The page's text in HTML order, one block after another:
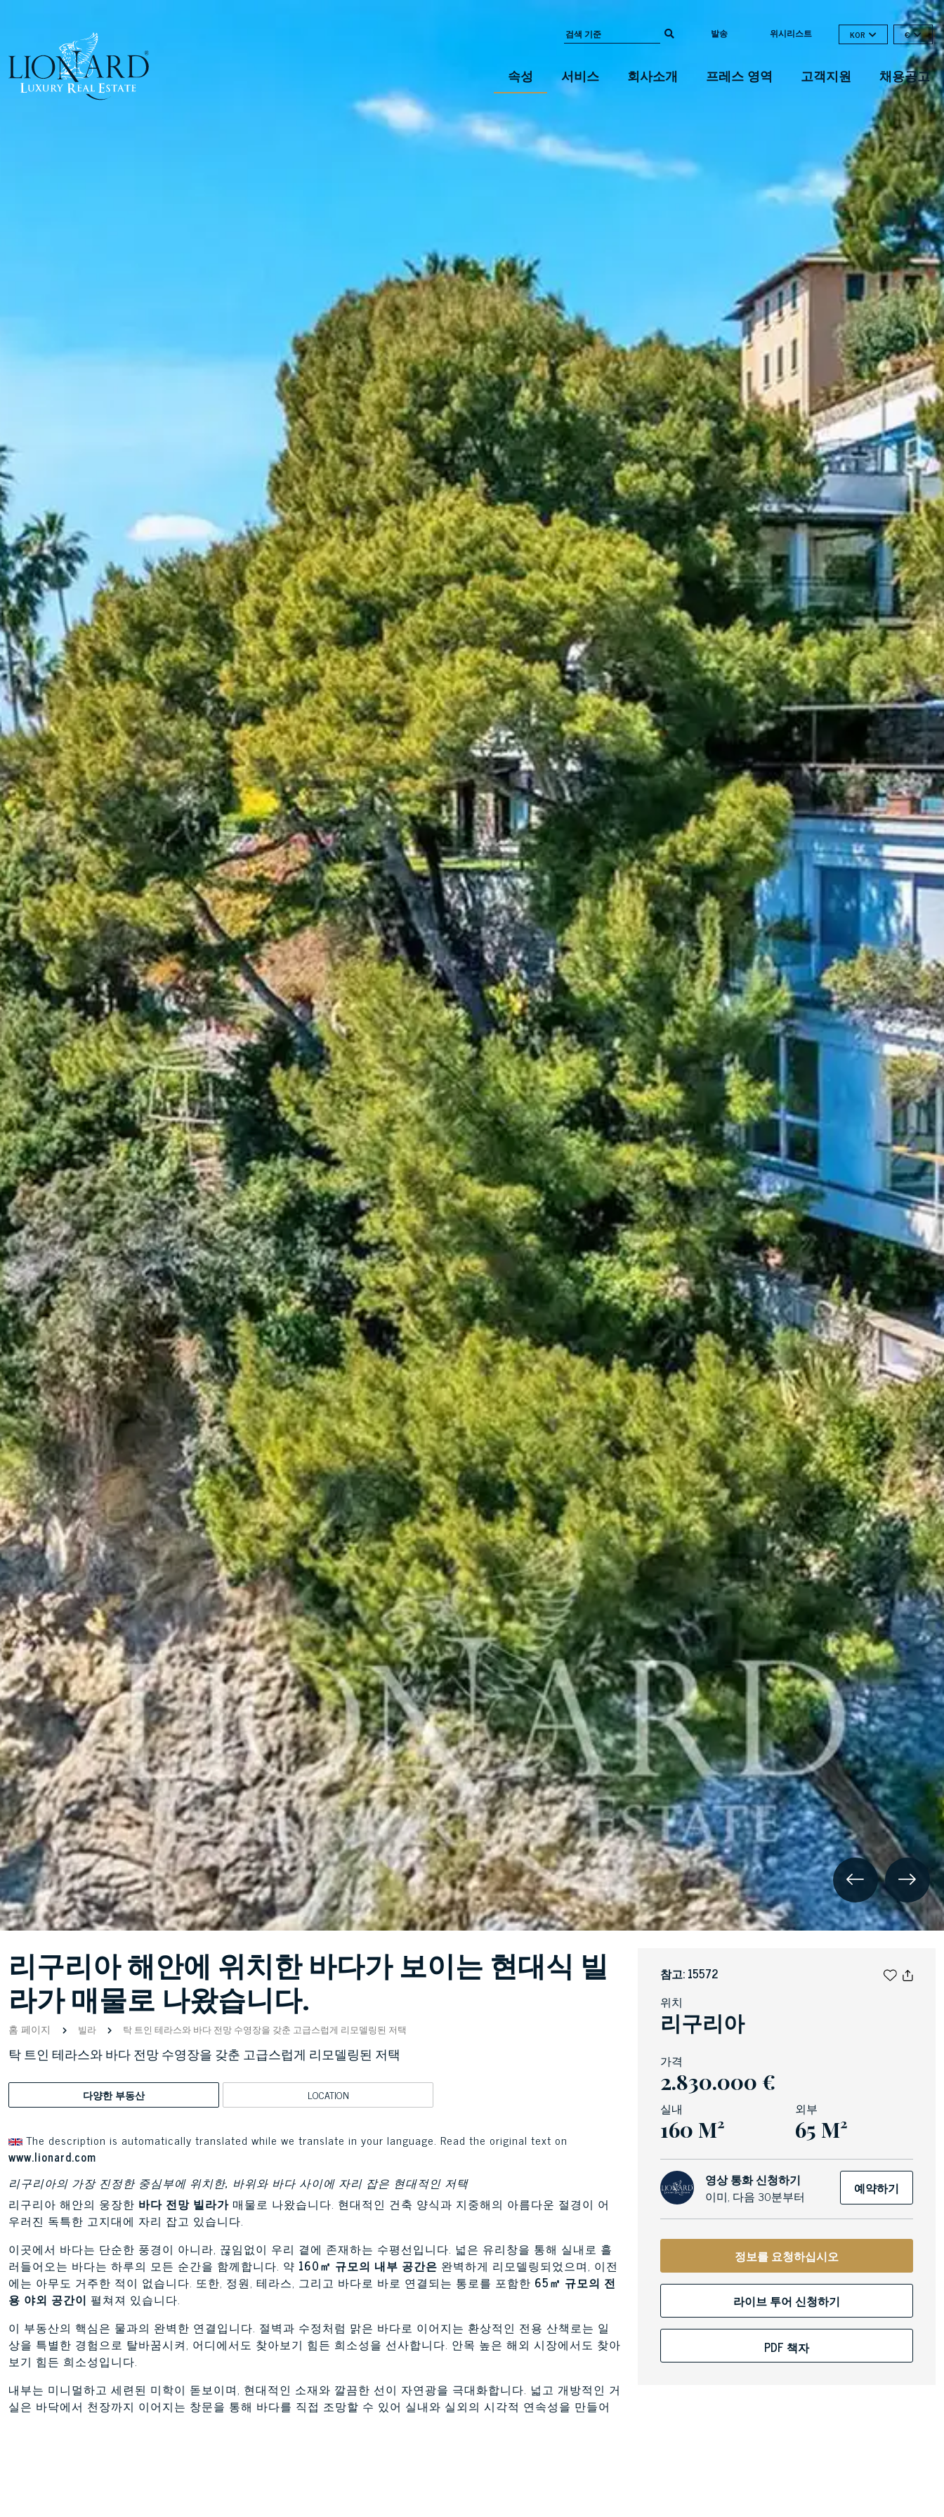
발송 위시리스트 KOR €
속성 서비스 회사소개 프레스 영역 고객지원 채용공고
리구리아 해안에 위치한 바다가 보이는 현대식 빌
라가 매물로 나왔습니다.
홈 페이지 빌라 탁 트인 테라스와 바다 전망 수영장을 갖춘 고급스럽게 리모델링된 저택
탁 트인 테라스와 바다 전망 수영장을 갖춘 고급스럽게 리모델링된 저택
다양한 부동산 LOCATION
The description is automatically translated while we translate in your language. Read the original text on
www.lionard.com
리구리아의 가장 진정한 중심부에 위치한, 바위와 바다 사이에 자리 잡은 현대적인 저택
리구리아 해안의 웅장한 바다 전망 빌라가 매물로 나왔습니다. 현대적인 건축 양식과 지중해의 아름다운 절경이 어
우러진 독특한 고지대에 자리 잡고 있습니다.
이곳에서 바다는 단순한 풍경이 아니라, 끊임없이 우리 곁에 존재하는 수평선입니다. 넓은 유리창을 통해 실내로 흘
러들어오는 바다는 하루의 모든 순간을 함께합니다. 약 160㎡ 규모의 내부 공간은 완벽하게 리모델링되었으며, 이전
에는 아무도 거주한 적이 없습니다. 또한, 정원, 테라스, 그리고 바다로 바로 연결되는 통로를 포함한 65㎡ 규모의 전
용 야외 공간이 펼쳐져 있습니다.
이 부동산의 핵심은 물과의 완벽한 연결입니다. 절벽과 수정처럼 맑은 바다로 이어지는 환상적인 전용 산책로는 일
상을 특별한 경험으로 탈바꿈시켜, 어디에서도 찾아보기 힘든 희소성을 선사합니다. 안목 높은 해외 시장에서도 찾아
보기 힘든 희소성입니다.
내부는 미니멀하고 세련된 미학이 돋보이며, 현대적인 소재와 깔끔한 선이 자연광을 극대화합니다. 넓고 개방적인 거
실은 바닥에서 천장까지 이어지는 창문을 통해 바다를 직접 조망할 수 있어 실내와 실외의 시각적 연속성을 만들어
참고: 15572
위치
리구리아
가격
2.830.000 €
실내
160 M²
외부
65 M²
영상 통화 신청하기
이미, 다음 30분부터
예약하기
정보를 요청하십시오
라이브 투어 신청하기
PDF 책자